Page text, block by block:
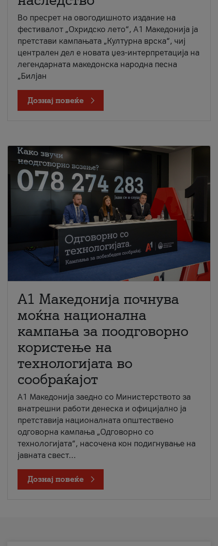
Во пресрет на овогодишното издание на
фестивалот „Охридско лето“, А1 Македонија ја
претстави кампањата „Културна врска“, чиј
централен дел е новата џез-интерпретација на
легендарната македонска народна песна
„Билјан
Дознај повеќе
A1 Македонија почнува
моќна национална
кампања за поодговорно
користење на
технологијата во
сообраќајот
A1 Македонија заедно со Министерството за
внатрешни работи денеска и официјално ја
претставија националната општествено
одговорна кампања „Одговорно со
технологијата“, насочена кон подигнување на
јавната свест...
Дознај повеќе